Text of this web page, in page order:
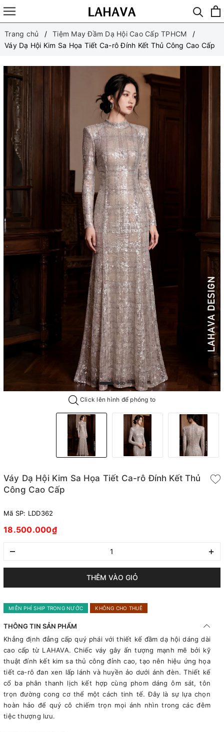
Trang chủ
Tiệm May Đầm Dạ Hội Cao Cấp TPHCM
Váy Dạ Hội Kim Sa Họa Tiết Ca-rô Đính Kết Thủ Công Cao Cấp
Click lên hình để phóng to
Váy Dạ Hội Kim Sa Họa Tiết Ca-rô Đính Kết Thủ
Công Cao Cấp
Mã SP: LDD362
18.500.000₫
– +
THÊM VÀO GIỎ
MIỄN PHÍ SHIP TRONG NƯỚC KHÔNG CHO THUÊ
THÔNG TIN SẢN PHẨM
Khẳng định đẳng cấp quý phái với thiết kế đầm dạ hội dáng dài
cao cấp từ LAHAVA. Chiếc váy gây ấn tượng mạnh mẽ bởi kỹ
thuật đính kết kim sa thủ công đỉnh cao, tạo nên hiệu ứng họa
tiết ca-rô đan xen lấp lánh và huyền ảo dưới ánh đèn. Thiết kế
cổ ba phân thanh lịch kết hợp cùng phom dáng ôm sát, tôn
trọn đường cong cơ thể một cách tinh tế. Đây là sự lựa chọn
hoàn hảo để quý cô chiếm trọn mọi ánh nhìn trong các đêm
tiệc thượng lưu.